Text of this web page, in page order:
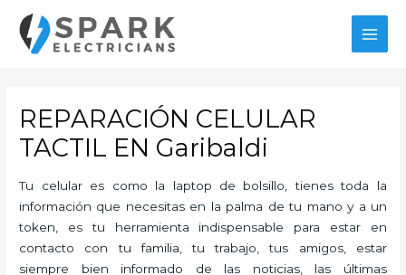
contenido
REPARACIÓN CELULAR
TACTIL EN Garibaldi
Tu celular es como la laptop de bolsillo, tienes toda la
información que necesitas en la palma de tu mano y a un
token, es tu herramienta indispensable para estar en
contacto con tu familia, tu trabajo, tus amigos, estar
siempre bien informado de las noticias, las últimas